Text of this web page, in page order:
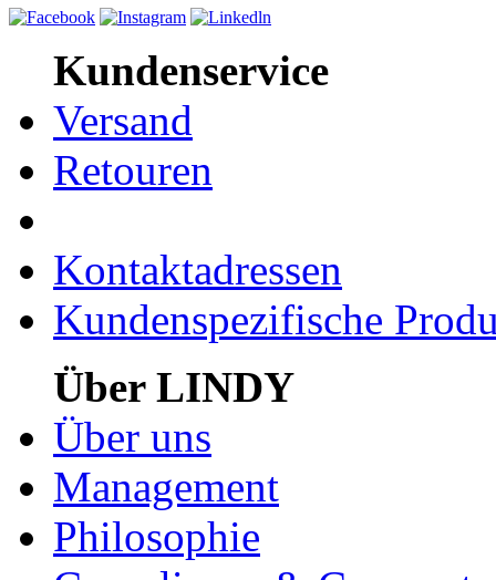
Kundenservice
Versand
Retouren
Kontaktadressen
Kundenspezifische
Über LINDY
Über uns
Management
Philosophie